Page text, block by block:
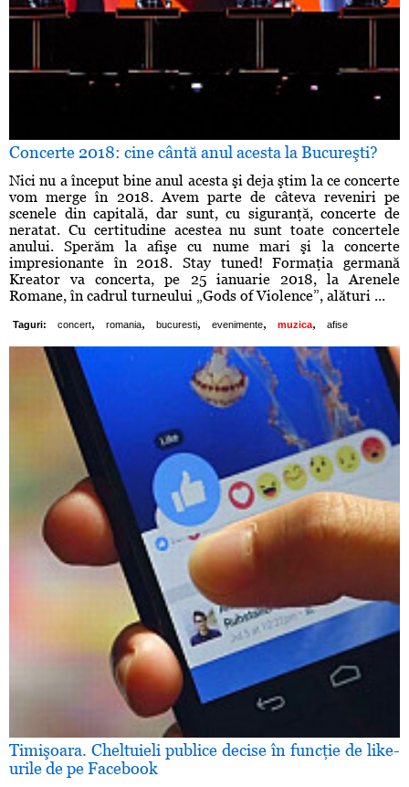
Concerte 2018: cine cântă anul acesta la Bucureşti?
Nici nu a început bine anul acesta şi deja ştim la ce concerte
vom merge în 2018. Avem parte de câteva reveniri pe
scenele din capitală, dar sunt, cu siguranţă, concerte de
neratat. Cu certitudine acestea nu sunt toate concertele
anului. Sperăm la afişe cu nume mari şi la concerte
impresionante în 2018. Stay tuned! Formaţia germană
Kreator va concerta, pe 25 ianuarie 2018, la Arenele
Romane, în cadrul turneului „Gods of Violence”, alături ...
Taguri: concert, romania, bucuresti, evenimente, muzica, afise
Timişoara. Cheltuieli publice decise în funcţie de like-
urile de pe Facebook